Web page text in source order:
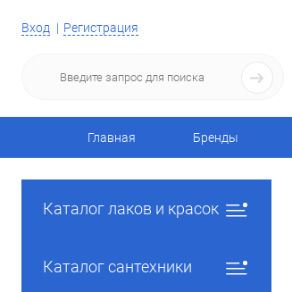
Вход Регистрация
Главная Бренды
Каталог лаков и красок
Каталог сантехники